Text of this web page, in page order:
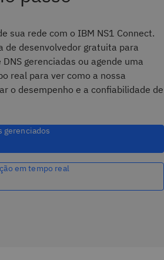
sua rede com o IBM NS1 Connect.
de desenvolvedor gratuita para
gerenciadas ou agende uma
real para ver como a nossa
o desempenho e a confiabilidade de
gerenciados
em tempo real